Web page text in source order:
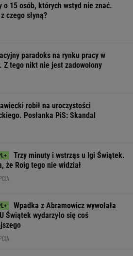
o 15 osób, których wstyd nie znać.
czego słyną?
paradoks na rynku pracy w
Z tego nikt nie jest zadowolony
robił na uroczystości
Posłanka PiS: Skandal
Trzy minuty i wstrząs u Igi Świątek.
że Roig tego nie widział
Wpadka z Abramowicz wywołała
Świątek wydarzyło się coś